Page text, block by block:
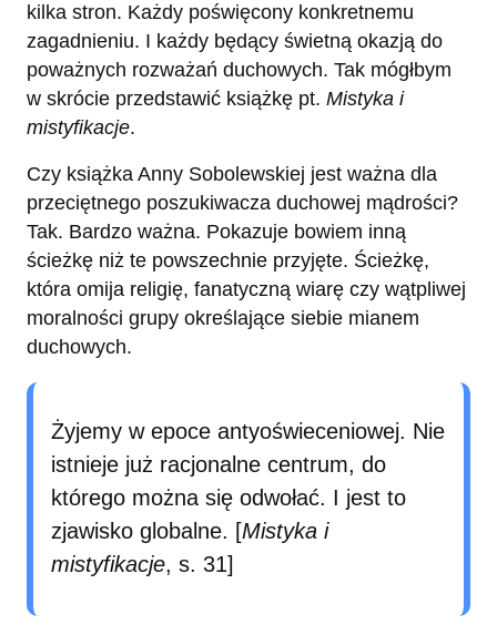
kilka stron. Każdy poświęcony konkretnemu
zagadnieniu. I każdy będący świetną okazją do
poważnych rozważań duchowych. Tak mógłbym
w skrócie przedstawić książkę pt. Mistyka i
mistyfikacje.
Czy książka Anny Sobolewskiej jest ważna dla
przeciętnego poszukiwacza duchowej mądrości?
Tak. Bardzo ważna. Pokazuje bowiem inną
ścieżkę niż te powszechnie przyjęte. Ścieżkę,
która omija religię, fanatyczną wiarę czy wątpliwej
moralności grupy określające siebie mianem
duchowych.
Żyjemy w epoce antyoświeceniowej. Nie
istnieje już racjonalne centrum, do
którego można się odwołać. I jest to
zjawisko globalne. [Mistyka i
mistyfikacje, s. 31]